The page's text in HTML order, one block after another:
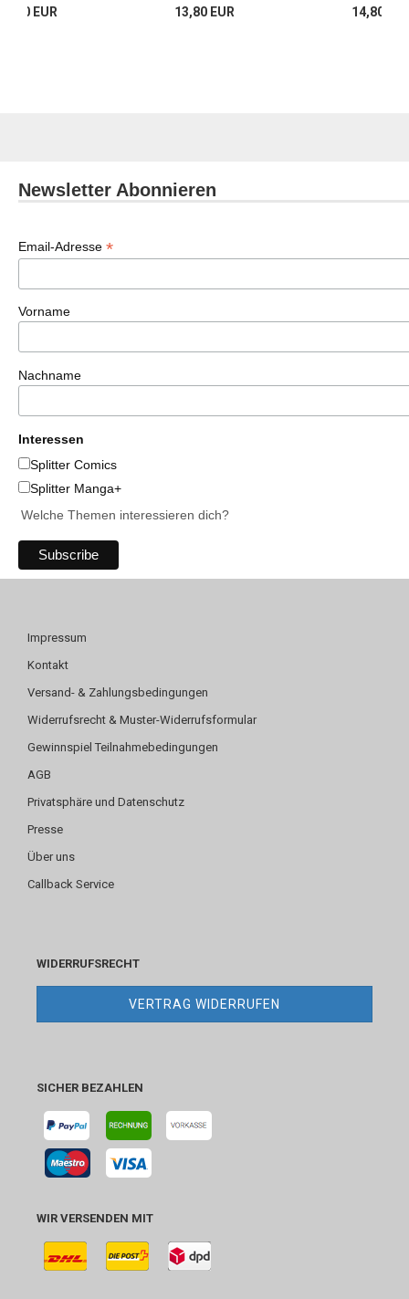
EUR 13,80 EUR 14,80
Newsletter Abonnieren
Email-Adresse *
Vorname
Nachname
Interessen
Splitter Comics
Splitter Manga+
Welche Themen interessieren dich?
Impressum
Kontakt
Versand- & Zahlungsbedingungen
Widerrufsrecht & Muster-Widerrufsformular
Gewinnspiel Teilnahmebedingungen
AGB
Privatsphäre und Datenschutz
Presse
Über uns
Callback Service
WIDERRUFSRECHT
VERTRAG WIDERRUFEN
SICHER BEZAHLEN
WIR VERSENDEN MIT